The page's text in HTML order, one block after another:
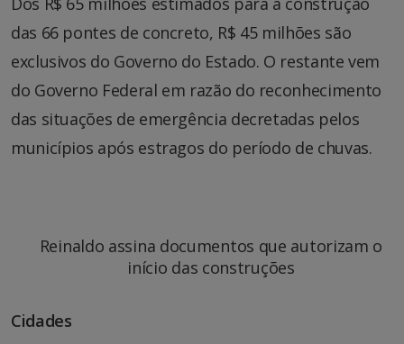
das 66 pontes de concreto, R$ 45 milhões são
exclusivos do Governo do Estado. O restante vem
do Governo Federal em razão do reconhecimento
das situações de emergência decretadas pelos
municípios após estragos do período de chuvas.
Reinaldo assina documentos que autorizam o
início das construções
Cidades